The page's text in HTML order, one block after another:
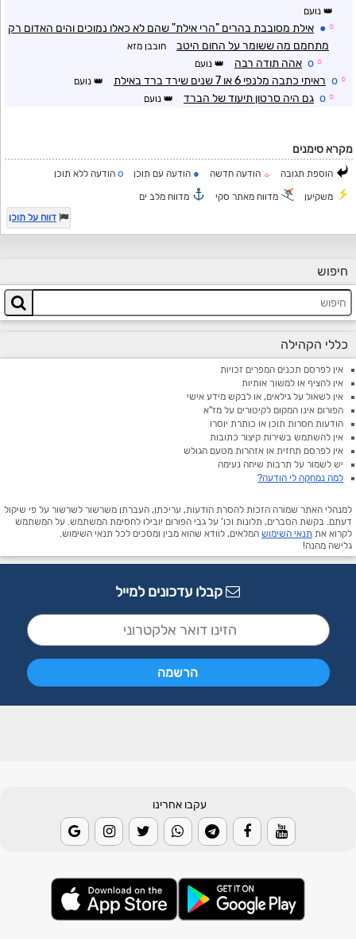
נועם
☼
● אילת מסובבת בהרים "הרי אילת" שהם לא כאלו נמוכים והים האדום רק
מתחמם מה ששומר על החום היטב
חובבן מזא
☼
o אהה תודה רבה נועם
☼
o ראיתי כתבה מלנפי 6 או 7 שנים שירד ברד באילת נועם
☼
o גם היה סרטון תיעוד של הברד נועם
מקרא סימנים
הוספת תגובה ☼ הודעה חדשה ● הודעה עם תוכן o הודעה ללא תוכן
משקיען מדווח מאתר סקי
מדווח מלב ים
דווח על תוכן
חיפוש
כללי הקהילה
אין לפרסם תכנים המפרים זכויות
אין להציף או למשוך אותיות
אין לשאול על גילאים, או לבקש מידע אישי
הפורום אינו המקום לקיטורים על מז"א
הודעות חסרות תוכן או כותרת יוסרו
אין להשתמש בשירות קיצור כתובות
אין לפרסם תחזית או אזהרות מטעם הגולש
יש לשמור על תרבות שיחה נעימה
למה נמחקה לי הודעה?
למנהלי האתר שמורה הזכות להסרת הודעות, עריכתן, העברתן משרשור לשרשור על פי שיקול
דעתם. בקשת הסברים, תלונות וכו' על גבי הפורום יובילו לחסימת המשתמש. על המשתמש
לקרוא את תנאי השימוש המלאים, לוודא שהוא מבין ומסכים לכל תנאי השימוש.
גלישה מהנה!
קבלו עדכונים למייל
עקבו אחרינו